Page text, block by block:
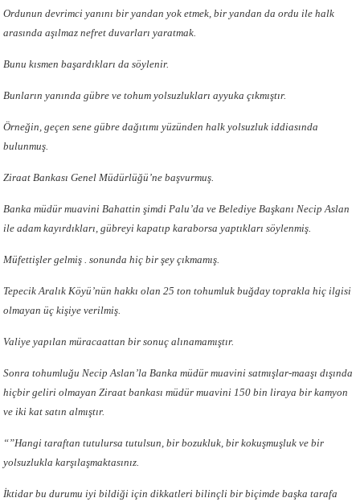
Ordunun devrimci yanını bir yandan yok etmek, bir yandan da ordu ile halk
arasında aşılmaz nefret duvarları yaratmak.
Bunu kısmen başardıkları da söylenir.
Bunların yanında gübre ve tohum yolsuzlukları ayyuka çıkmıştır.
Örneğin, geçen sene gübre dağıtımı yüzünden halk yolsuzluk iddiasında
bulunmuş.
Ziraat Bankası Genel Müdürlüğü’ne başvurmuş.
Banka müdür muavini Bahattin şimdi Palu’da ve Belediye Başkanı Necip Aslan
ile adam kayırdıkları, gübreyi kapatıp karaborsa yaptıkları söylenmiş.
Müfettişler gelmiş . sonunda hiç bir şey çıkmamış.
Tepecik Aralık Köyü’nün hakkı olan 25 ton tohumluk buğday toprakla hiç ilgisi
olmayan üç kişiye verilmiş.
Valiye yapılan müracaattan bir sonuç alınamamıştır.
Sonra tohumluğu Necip Aslan’la Banka müdür muavini satmışlar-maaşı dışında
hiçbir geliri olmayan Ziraat bankası müdür muavini 150 bin liraya bir kamyon
ve iki kat satın almıştır.
“”Hangi taraftan tutulursa tutulsun, bir bozukluk, bir kokuşmuşluk ve bir
yolsuzlukla karşılaşmaktasınız.
İktidar bu durumu iyi bildiği için dikkatleri bilinçli bir biçimde başka tarafa